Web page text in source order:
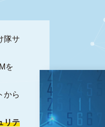
隊サ
を
から
リテ